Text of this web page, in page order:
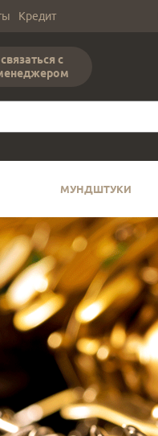
Кредит
связаться с
МУНДШТУКИ